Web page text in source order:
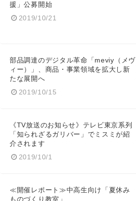
援」公募開始
2019/10/21
部品調達のデジタル革命「meviy（メヴ
ィー）」、商品・事業領域を拡大し新
たな展開へ
2019/10/15
《TV放送のお知らせ》テレビ東京系列
「知られざるガリバー」でミスミが紹
介されます
2019/10/1
≪開催レポート≫中高生向け「夏休み
ものづくり教室」